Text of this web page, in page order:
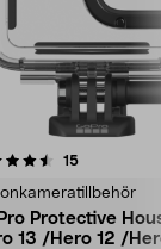
15recensioner
Protective
13 /Hero 12 /